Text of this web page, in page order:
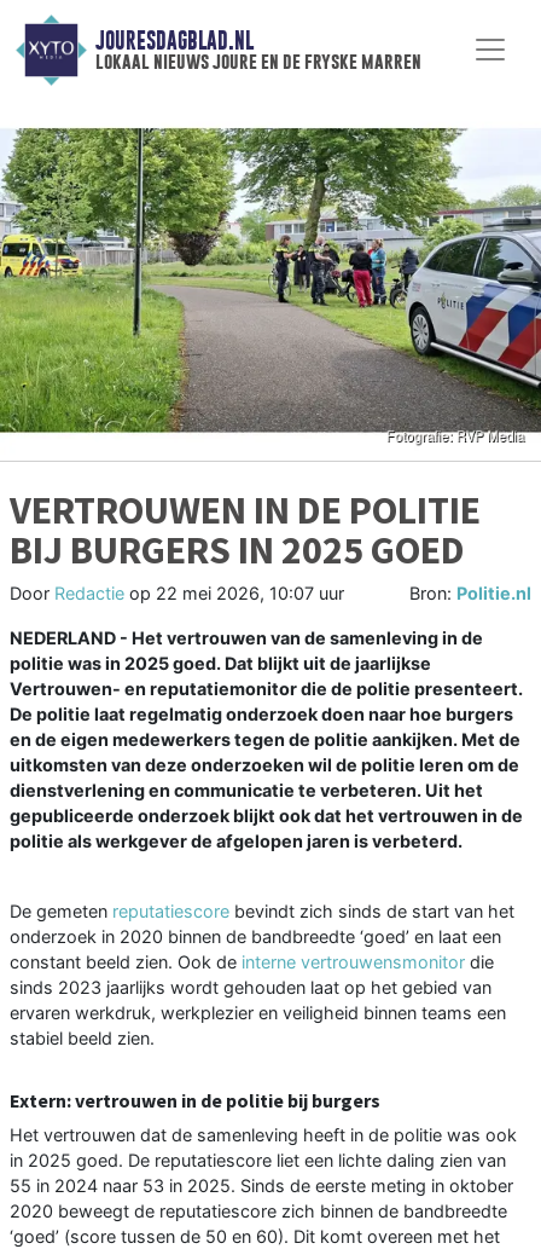
JOURESDAGBLAD.NL
lokaal nieuws joure en de fryske marren
VERTROUWEN IN DE POLITIE
BIJ BURGERS IN 2025 GOED
Door Redactie op 22 mei 2026, 10:07 uur Bron: Politie.nl
NEDERLAND - Het vertrouwen van de samenleving in de
politie was in 2025 goed. Dat blijkt uit de jaarlijkse
Vertrouwen- en reputatiemonitor die de politie presenteert.
De politie laat regelmatig onderzoek doen naar hoe burgers
en de eigen medewerkers tegen de politie aankijken. Met de
uitkomsten van deze onderzoeken wil de politie leren om de
dienstverlening en communicatie te verbeteren. Uit het
gepubliceerde onderzoek blijkt ook dat het vertrouwen in de
politie als werkgever de afgelopen jaren is verbeterd.
De gemeten reputatiescore bevindt zich sinds de start van het
onderzoek in 2020 binnen de bandbreedte ‘goed’ en laat een
constant beeld zien. Ook de interne vertrouwensmonitor die
sinds 2023 jaarlijks wordt gehouden laat op het gebied van
ervaren werkdruk, werkplezier en veiligheid binnen teams een
stabiel beeld zien.
Extern: vertrouwen in de politie bij burgers
Het vertrouwen dat de samenleving heeft in de politie was ook
in 2025 goed. De reputatiescore liet een lichte daling zien van
55 in 2024 naar 53 in 2025. Sinds de eerste meting in oktober
2020 beweegt de reputatiescore zich binnen de bandbreedte
‘goed’ (score tussen de 50 en 60). Dit komt overeen met het